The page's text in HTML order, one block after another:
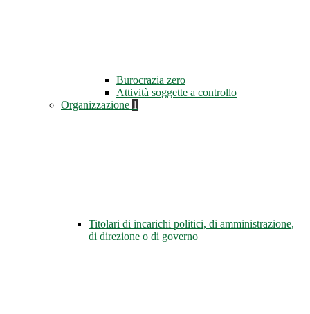
Burocrazia zero
Attività soggette a controllo
Organizzazione 1
Titolari di incarichi politici, di amministrazione,
di direzione o di governo